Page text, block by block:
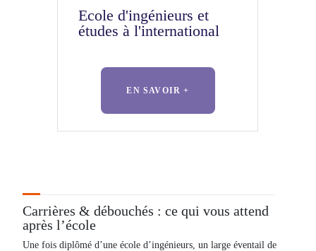
Ecole d'ingénieurs et
études à l'international
EN SAVOIR +
Carrières & débouchés : ce qui vous attend
après l’école
Une fois diplômé d’une école d’ingénieurs, un large éventail de